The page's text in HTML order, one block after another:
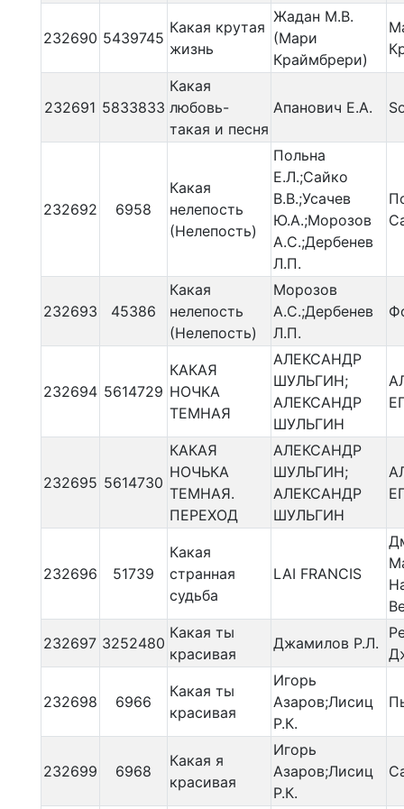
232690 5439745
Какая крутая
жизнь
Жадан М.В.
(Мари
Краймбрери)
232691 5833833
Какая
любовь-
такая и песня
Апанович Е.А.
232692 6958
Какая
нелепость
(Нелепость)
Польна
Е.Л.;Сайко
В.В.;Усачев
Ю.А.;Морозов
А.С.;Дербенев
Л.П.
232693 45386
Какая
нелепость
(Нелепость)
Морозов
А.С.;Дербенев
Л.П.
232694 5614729
КАКАЯ
НОЧКА
ТЕМНАЯ
АЛЕКСАНДР
ШУЛЬГИН;
АЛЕКСАНДР
ШУЛЬГИН
232695 5614730
КАКАЯ
НОЧЬКА
ТЕМНАЯ.
ПЕРЕХОД
АЛЕКСАНДР
ШУЛЬГИН;
АЛЕКСАНДР
ШУЛЬГИН
232696 51739
Какая
странная
судьба
LAI FRANCIS
232697 3252480
Какая ты
красивая
Джамилов Р.Л.
232698 6966
Какая ты
красивая
Игорь
Азаров;Лисиц
Р.К.
232699 6968
Какая я
красивая
Игорь
Азаров;Лисиц
Р.К.